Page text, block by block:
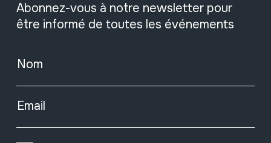
Abonnez-vous à notre newsletter pour
être informé de toutes les événements
Nom
Email